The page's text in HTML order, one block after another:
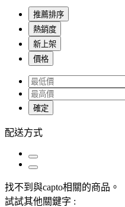
推薦排序
熱銷度
新上架
價格
確定
配送方式
找不到與capto相關的商品 。
試試其他關鍵字 :